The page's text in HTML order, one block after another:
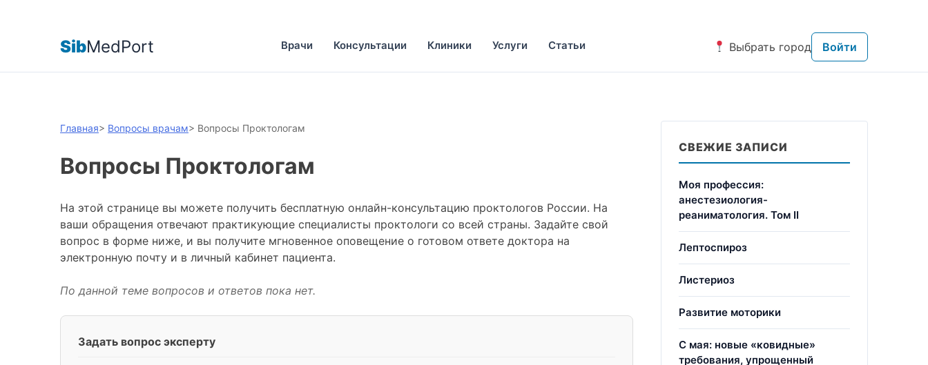
SibMedPort Врачи Консультации Клиники Услуги Статьи Выбрать город Войти
Главная> Вопросы врачам> Вопросы Проктологам
Вопросы Проктологам
На этой странице вы можете получить бесплатную онлайн-консультацию проктологов России. На
ваши обращения отвечают практикующие специалисты проктологи со всей страны. Задайте свой
вопрос в форме ниже, и вы получите мгновенное оповещение о готовом ответе доктора на
электронную почту и в личный кабинет пациента.
По данной теме вопросов и ответов пока нет.
Задать вопрос эксперту
СВЕЖИЕ ЗАПИСИ
Моя профессия:
анестезиология-
реаниматология. Том II
Лептоспироз
Листериоз
Развитие моторики
С мая: новые «ковидные»
требования, упрощенный